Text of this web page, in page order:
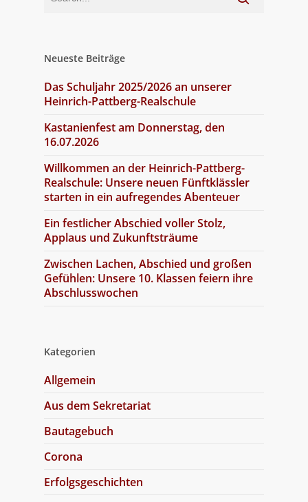
Neueste Beiträge
Das Schuljahr 2025/2026 an unserer
Heinrich-Pattberg-Realschule
Kastanienfest am Donnerstag, den
16.07.2026
Willkommen an der Heinrich-Pattberg-
Realschule: Unsere neuen Fünftklässler
starten in ein aufregendes Abenteuer
Ein festlicher Abschied voller Stolz,
Applaus und Zukunftsträume
Zwischen Lachen, Abschied und großen
Gefühlen: Unsere 10. Klassen feiern ihre
Abschlusswochen
Kategorien
Allgemein
Aus dem Sekretariat
Bautagebuch
Corona
Erfolgsgeschichten